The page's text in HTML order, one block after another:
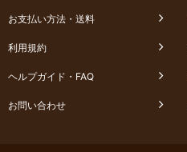
お支払い方法・送料
利用規約
ヘルプガイド・FAQ
お問い合わせ